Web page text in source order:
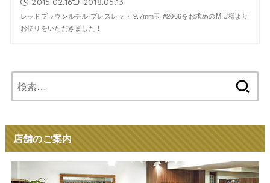
レッドブラウンルチル ブレスレット 9.7mm玉 #2066をお求めのM.U様より
お便りをいただきました！
索:
店舗のご案内